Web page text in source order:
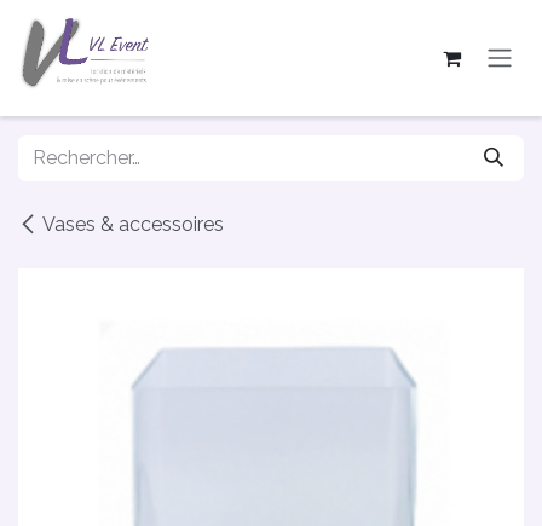
Se rendre au contenu
Vases & accessoires